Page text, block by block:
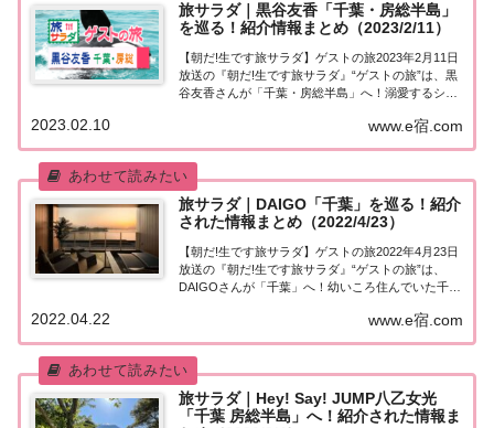
旅サラダ｜黒谷友香「千葉・房総半島」
を巡る！紹介情報まとめ（2023/2/11）
【朝だ!生です旅サラダ】ゲストの旅2023年2月11日
放送の『朝だ!生です旅サラダ』“ゲストの旅”は、黒
谷友香さんが「千葉・房総半島」へ！溺愛するシャ
ちら！黒谷友香「千葉・房総半島」を巡る今日の“ゲ
ストの旅”は黒谷友香さん。房総にゆか...
www.e宿.com
2023.02.10
旅サラダ｜DAIGO「千葉」を巡る！紹介
された情報まとめ（2022/4/23）
【朝だ!生です旅サラダ】ゲストの旅2022年4月23日
放送の『朝だ!生です旅サラダ』“ゲストの旅”は、
DAIGOさんが「千葉」へ！幼いころ住んでいた千葉
DAIGOが千葉を巡る！今日の“ゲストの旅”はDAIGO
さん。幼い頃住んでいた千葉・市...
www.e宿.com
2022.04.22
旅サラダ｜Hey! Say! JUMP八乙女光
「千葉 房総半島」へ！紹介された情報ま